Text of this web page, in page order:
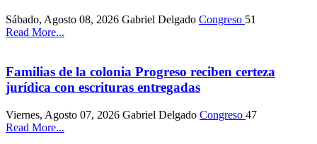
Sábado, Agosto 08, 2026 Gabriel Delgado Congreso 51
Read More...
Familias de la colonia Progreso reciben certeza
jurídica con escrituras entregadas
Viernes, Agosto 07, 2026 Gabriel Delgado Congreso 47
Read More...